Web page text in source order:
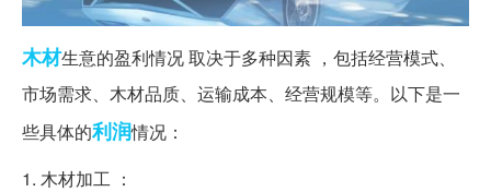
木材生意的盈利情况 取决于多种因素 ，包括经营模式、
市场需求、木材品质、运输成本、经营规模等。以下是一
些具体的利润情况：
1. 木材加工 ：